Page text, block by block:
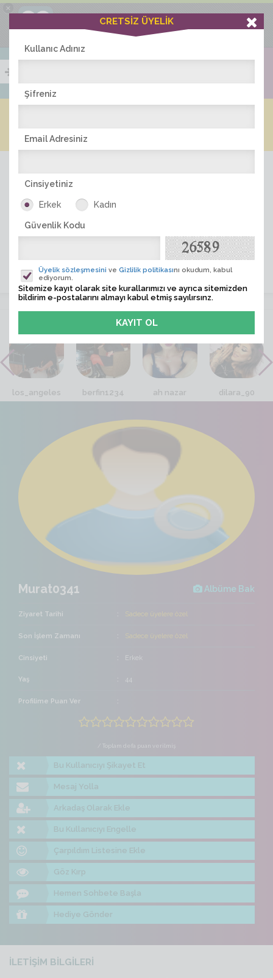
×
Ciddiask Uygulaması
+1 Hafta Gold Üyelik Kazan
Bedava - com.ciddi.ask
İNDİR
ÜYE ARA
VİTRİN
los_angeles berfin1234 ah nazar dilara_90
Murat0341 Albüme Bak
Ziyaret Tarihi Sadece üyelere özel
Son İşlem Zamanı Sadece üyelere özel
Cinsiyeti Erkek
Yaş 44
Profilime Puan Ver
/ Toplam defa puan verilmiş
Bu Kullanıcıyı Şikayet Et
Mesaj Yolla
Arkadaş Olarak Ekle
Bu Kullanıcıyı Engelle
Çarpıldım Listesine Ekle
Göz Kırp
Hemen Sohbete Başla
Hediye Gönder
İLETİŞİM BİLGİLERİ
CRETSİZ ÜYELİK
Kullanıc Adınız
Şifreniz
Email Adresiniz
Cinsiyetiniz
Erkek Kadın
Güvenlik Kodu
Üyelik sözleşmesini ve Gizlilik politikasını okudum, kabul
ediyorum.
Sitemize kayıt olarak site kurallarımızı ve ayrıca sitemizden
bildirim e-postalarını almayı kabul etmiş sayılırsınz.